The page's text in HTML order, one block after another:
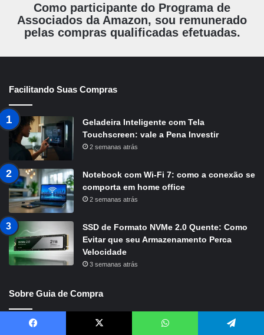
Como participante do Programa de
Associados da Amazon, sou remunerado
pelas compras qualificadas efetuadas.
Facilitando Suas Compras
Geladeira Inteligente com Tela
Touchscreen: vale a Pena Investir
2 semanas atrás
Notebook com Wi-Fi 7: como a conexão se
comporta em home office
2 semanas atrás
SSD de Formato NVMe 2.0 Quente: Como
Evitar que seu Armazenamento Perca
Velocidade
3 semanas atrás
Sobre Guia de Compra
Sobre o Guia de Compra